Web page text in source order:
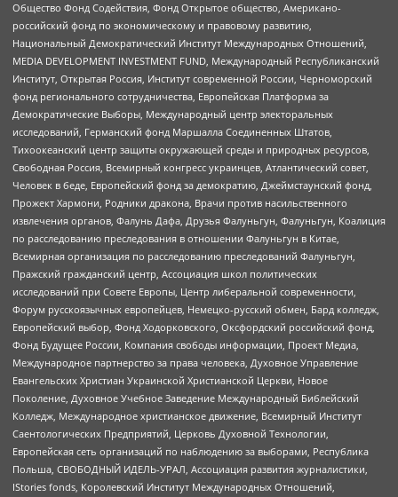
Общество Фонд Содействия, Фонд Открытое общество, Американо-
российский фонд по экономическому и правовому развитию,
Национальный Демократический Институт Международных Отношений,
MEDIA DEVELOPMENT INVESTMENT FUND, Международный Республиканский
Институт, Открытая Россия, Институт современной России, Черноморский
фонд регионального сотрудничества, Европейская Платформа за
Демократические Выборы, Международный центр электоральных
исследований, Германский фонд Маршалла Соединенных Штатов,
Тихоокеанский центр защиты окружающей среды и природных ресурсов,
Свободная Россия, Всемирный конгресс украинцев, Атлантический совет,
Человек в беде, Европейский фонд за демократию, Джеймстаунский фонд,
Прожект Хармони, Родники дракона, Врачи против насильственного
извлечения органов, Фалунь Дафа, Друзья Фалуньгун, Фалуньгун, Коалиция
по расследованию преследования в отношении Фалуньгун в Китае,
Всемирная организация по расследованию преследований Фалуньгун,
Пражский гражданский центр, Ассоциация школ политических
исследований при Совете Европы, Центр либеральной современности,
Форум русскоязычных европейцев, Немецко-русский обмен, Бард колледж,
Европейский выбор, Фонд Ходорковского, Оксфордский российский фонд,
Фонд Будущее России, Компания свободы информации, Проект Медиа,
Международное партнерство за права человека, Духовное Управление
Евангельских Христиан Украинской Христианской Церкви, Новое
Поколение, Духовное Учебное Заведение Международный Библейский
Колледж, Международное христианское движение, Всемирный Институт
Саентологических Предприятий, Церковь Духовной Технологии,
Европейская сеть организаций по наблюдению за выборами, Республика
Польша, СВОБОДНЫЙ ИДЕЛЬ-УРАЛ, Ассоциация развития журналистики,
IStories fonds, Королевский Институт Международных Отношений,